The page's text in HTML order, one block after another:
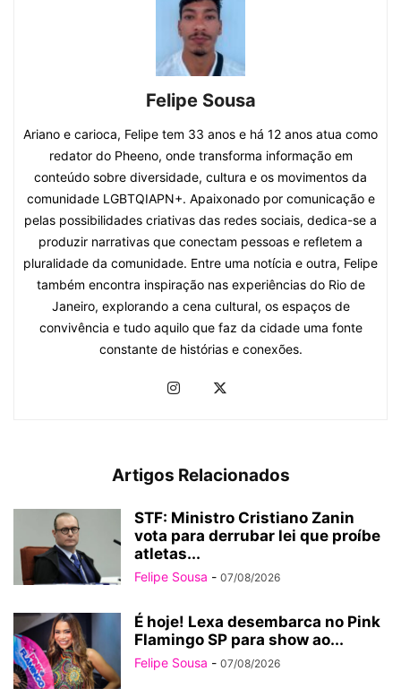
Felipe Sousa
Ariano e carioca, Felipe tem 33 anos e há 12 anos atua como
redator do Pheeno, onde transforma informação em
conteúdo sobre diversidade, cultura e os movimentos da
comunidade LGBTQIAPN+. Apaixonado por comunicação e
pelas possibilidades criativas das redes sociais, dedica-se a
produzir narrativas que conectam pessoas e refletem a
pluralidade da comunidade. Entre uma notícia e outra, Felipe
também encontra inspiração nas experiências do Rio de
Janeiro, explorando a cena cultural, os espaços de
convivência e tudo aquilo que faz da cidade uma fonte
constante de histórias e conexões.
Artigos Relacionados
STF: Ministro Cristiano Zanin
vota para derrubar lei que proíbe
atletas...
Felipe Sousa - 07/08/2026
É hoje! Lexa desembarca no Pink
Flamingo SP para show ao...
Felipe Sousa - 07/08/2026